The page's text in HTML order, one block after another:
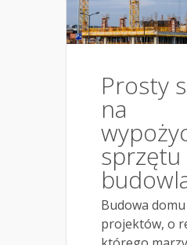
Prosty
na
sprzętu
Budowa
projektów, o